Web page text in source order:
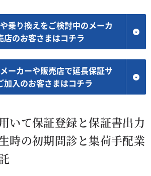
乗り換えをご検討中のメーカ
店のお客さまはコチラ
ーカーや販売店で延長保証サ
加入のお客さまはコチラ
いて保証登録と保証書出力
時の初期問診と集荷手配業